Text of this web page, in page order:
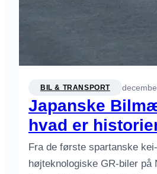
BIL & TRANSPORT
Japanske
hvad er
Fra de første spartanske
højteknologiske GR-biler på